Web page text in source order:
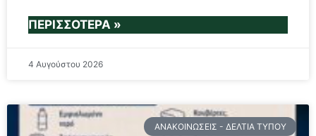
ΠΕΡΙΣΣΌΤΕΡΑ »
4 Αυγούστου 2026
ΑΝΑΚΟΙΝΏΣΕΙΣ - ΔΕΛΤΊΑ ΤΎΠΟΥ